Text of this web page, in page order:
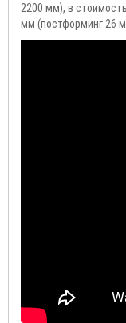
2200 мм), в
мм (постформинг 26